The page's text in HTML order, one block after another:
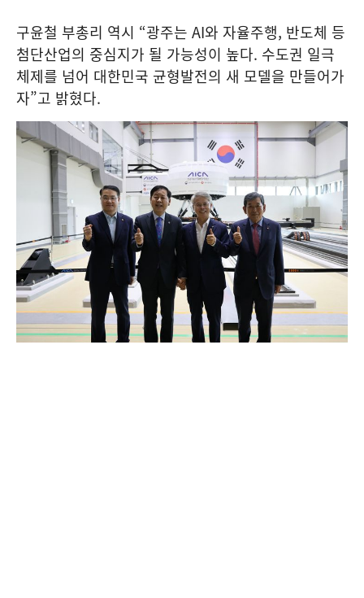
구윤철 부총리 역시 “광주는 AI와 자율주행, 반도체 등
첨단산업의 중심지가 될 가능성이 높다. 수도권 일극
체제를 넘어 대한민국 균형발전의 새 모델을 만들어가
자”고 밝혔다.